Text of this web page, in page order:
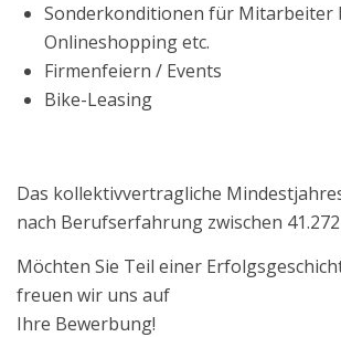
Sonderkonditionen für Mitarbeiter
Onlineshopping etc.
Firmenfeiern / Events
Bike-Leasing
Das kollektivvertragliche
nach Berufserfahrung zwischen
Möchten Sie Teil einer
freuen wir uns auf
Ihre Bewerbung!